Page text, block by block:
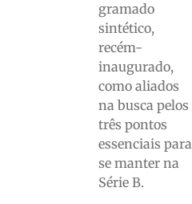
gramado
sintético,
recém-
inaugurado,
como aliados
na busca pelos
três pontos
essenciais para
se manter na
Série B.